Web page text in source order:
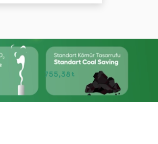
755,38t